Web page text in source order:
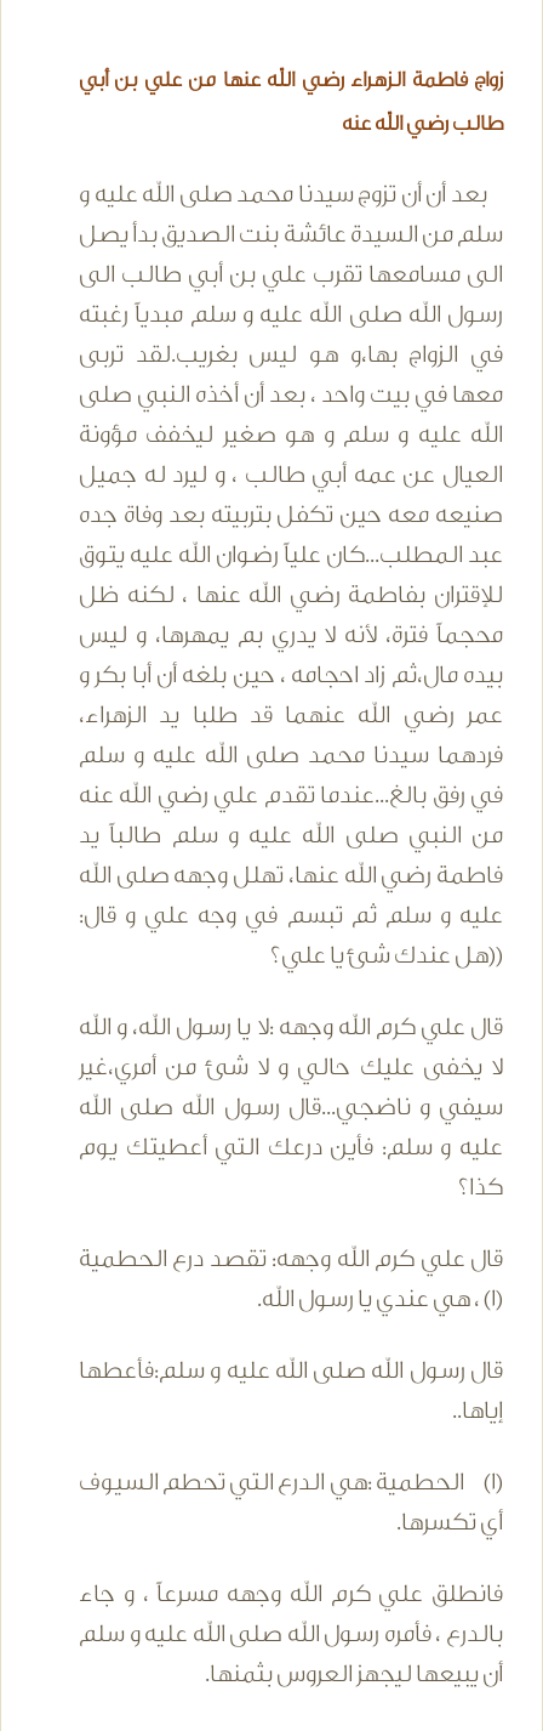
زواج فاطمة الزهراء رضي الله عنها من علي بن أبي
طالب رضي الله عنه
بعد أن أن تزوج سيدنا محمد صلى الله عليه و
سلم من السيدة عائشة بنت الصديق بدأ يصل
الى مسامعها تقرب علي بن أبي طالب الى
رسول الله صلى الله عليه و سلم مبدياً رغبته
في الزواج بها،و هو ليس بغريب.لقد تربى
معها في بيت واحد ، بعد أن أخذه النبي صلى
الله عليه و سلم و هو صغير ليخفف مؤونة
العيال عن عمه أبي طالب ، و ليرد له جميل
صنيعه معه حين تكفل بتربيته بعد وفاة جده
عبد المطلب...كان علياً رضوان الله عليه يتوق
للإقتران بفاطمة رضي الله عنها ، لكنه ظل
محجماً فترة، لأنه لا يدري بم يمهرها، و ليس
بيده مال،ثم زاد احجامه ، حين بلغه أن أبا بكر و
عمر رضي الله عنهما قد طلبا يد الزهراء،
فردهما سيدنا محمد صلى الله عليه و سلم
في رفق بالغ...عندما تقدم علي رضي الله عنه
من النبي صلى الله عليه و سلم طالباً يد
فاطمة رضي الله عنها، تهلل وجهه صلى الله
عليه و سلم ثم تبسم في وجه علي و قال:
((هل عندك شئ يا علي؟
قال علي كرم الله وجهه :لا يا رسول الله، و الله
لا يخفى عليك حالي و لا شئ من أمري،غير
سيفي و ناضجي...قال رسول الله صلى الله
عليه و سلم: فأين درعك التي أعطيتك يوم
كذا؟
قال علي كرم الله وجهه: تقصد درع الحطمية
(1) ، هي عندي يا رسول الله.
قال رسول الله صلى الله عليه و سلم:فأعطها
إياها..
(1) الحطمية :هي الدرع التي تحطم السيوف
أي تكسرها.
فانطلق علي كرم الله وجهه مسرعاً ، و جاء
بالدرع ، فأمره رسول الله صلى الله عليه و سلم
أن يبيعها ليجهز العروس بثمنها.